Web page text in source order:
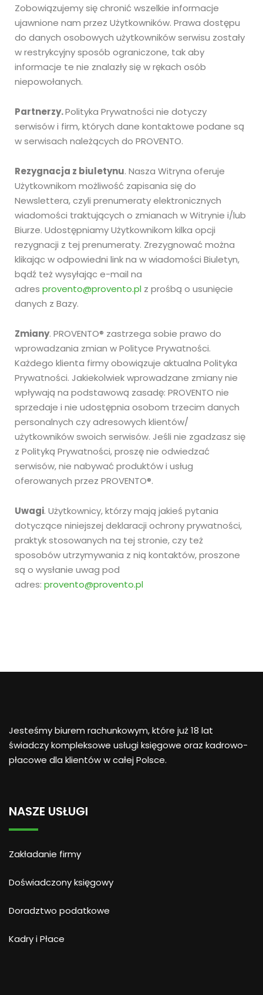
Zobowiązujemy się chronić wszelkie informacje
ujawnione nam przez Użytkowników. Prawa dostępu
do danych osobowych użytkowników serwisu zostały
w restrykcyjny sposób ograniczone, tak aby
informacje te nie znalazły się w rękach osób
niepowołanych.
Partnerzy.Polityka Prywatności nie dotyczy
serwisów i firm, których dane kontaktowe podane są
w serwisach należących do PROVENTO.
Rezygnacja z biuletynu. Nasza Witryna oferuje
Użytkownikom możliwość zapisania się do
Newslettera, czyli prenumeraty elektronicznych
wiadomości traktujących o zmianach w Witrynie i/lub
Biurze. Udostępniamy Użytkownikom kilka opcji
rezygnacji z tej prenumeraty. Zrezygnować można
klikając w odpowiedni link na w wiadomości Biuletyn,
bądź też wysyłając e-mail na
adres provento@provento.pl z prośbą o usunięcie
danych z Bazy.
Zmiany. PROVENTO® zastrzega sobie prawo do
wprowadzania zmian w Polityce Prywatności.
Każdego klienta firmy obowiązuje aktualna Polityka
Prywatności. Jakiekolwiek wprowadzane zmiany nie
wpływają na podstawową zasadę: PROVENTO nie
sprzedaje i nie udostępnia osobom trzecim danych
personalnych czy adresowych klientów/
użytkowników swoich serwisów. Jeśli nie zgadzasz się
z Polityką Prywatności, proszę nie odwiedzać
serwisów, nie nabywać produktów i usług
oferowanych przez PROVENTO®.
Uwagi. Użytkownicy, którzy mają jakieś pytania
dotyczące niniejszej deklaracji ochrony prywatności,
praktyk stosowanych na tej stronie, czy też
sposobów utrzymywania z nią kontaktów, proszone
są o wysłanie uwag pod
adres: provento@provento.pl
Jesteśmy biurem rachunkowym, które już 18 lat
świadczy kompleksowe usługi księgowe oraz kadrowo-
płacowe dla klientów w całej Polsce.
NASZE USŁUGI
Zakładanie firmy
Doświadczony księgowy
Doradztwo podatkowe
Kadry i Płace